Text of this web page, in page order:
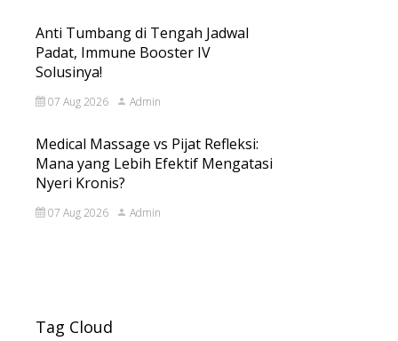
Anti Tumbang di Tengah Jadwal
Padat, Immune Booster IV
Solusinya!
07 Aug 2026 Admin
Medical Massage vs Pijat Refleksi:
Mana yang Lebih Efektif Mengatasi
Nyeri Kronis?
07 Aug 2026 Admin
Tag Cloud